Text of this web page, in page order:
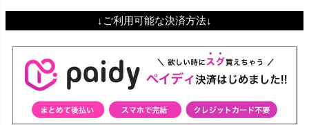
↓ご利用可能な決済方法↓